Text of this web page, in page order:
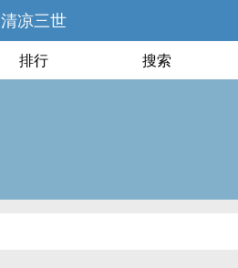
清凉三世
排行 搜索